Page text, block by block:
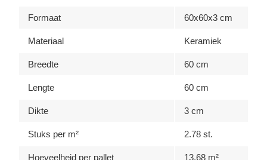
Formaat 60x60x3 cm
Materiaal Keramiek
Breedte 60 cm
Lengte 60 cm
Dikte 3 cm
Stuks per m² 2.78 st.
Hoeveelheid per pallet 13.68 m²